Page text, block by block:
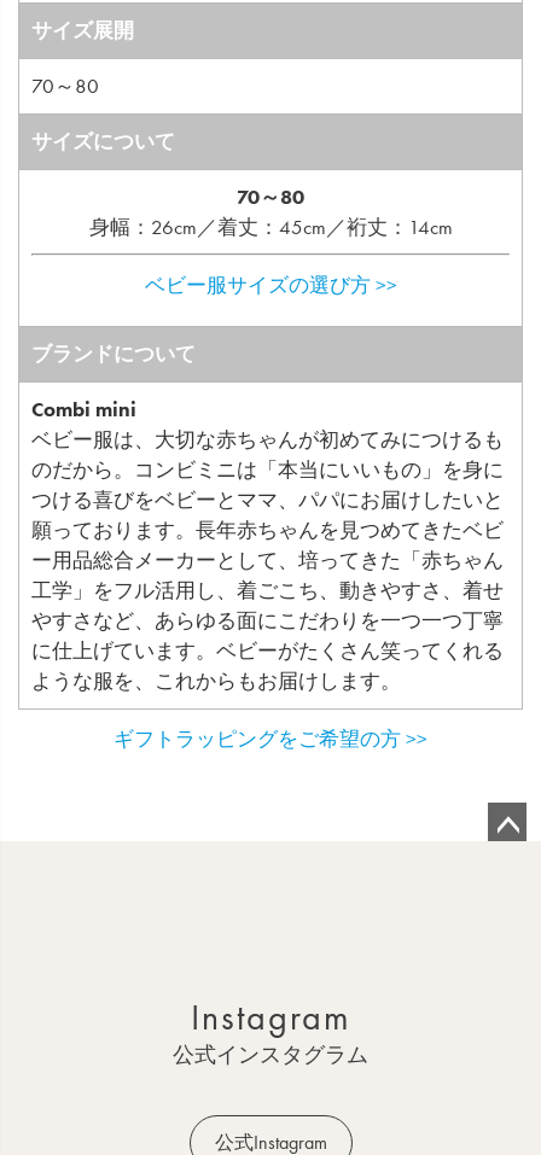
サイズ展開
70～80
サイズについて
70～80
身幅：26cm／着丈：45cm／裄丈：14cm
ベビー服サイズの選び方 >>
ブランドについて
Combi mini
ベビー服は、大切な赤ちゃんが初めてみにつけるも
のだから。コンビミニは「本当にいいもの」を身に
つける喜びをベビーとママ、パパにお届けしたいと
願っております。長年赤ちゃんを見つめてきたベビ
ー用品総合メーカーとして、培ってきた「赤ちゃん
工学」をフル活用し、着ごこち、動きやすさ、着せ
やすさなど、あらゆる面にこだわりを一つ一つ丁寧
に仕上げています。ベビーがたくさん笑ってくれる
ような服を、これからもお届けします。
ギフトラッピングをご希望の方 >>
Instagram
公式インスタグラム
公式Instagram